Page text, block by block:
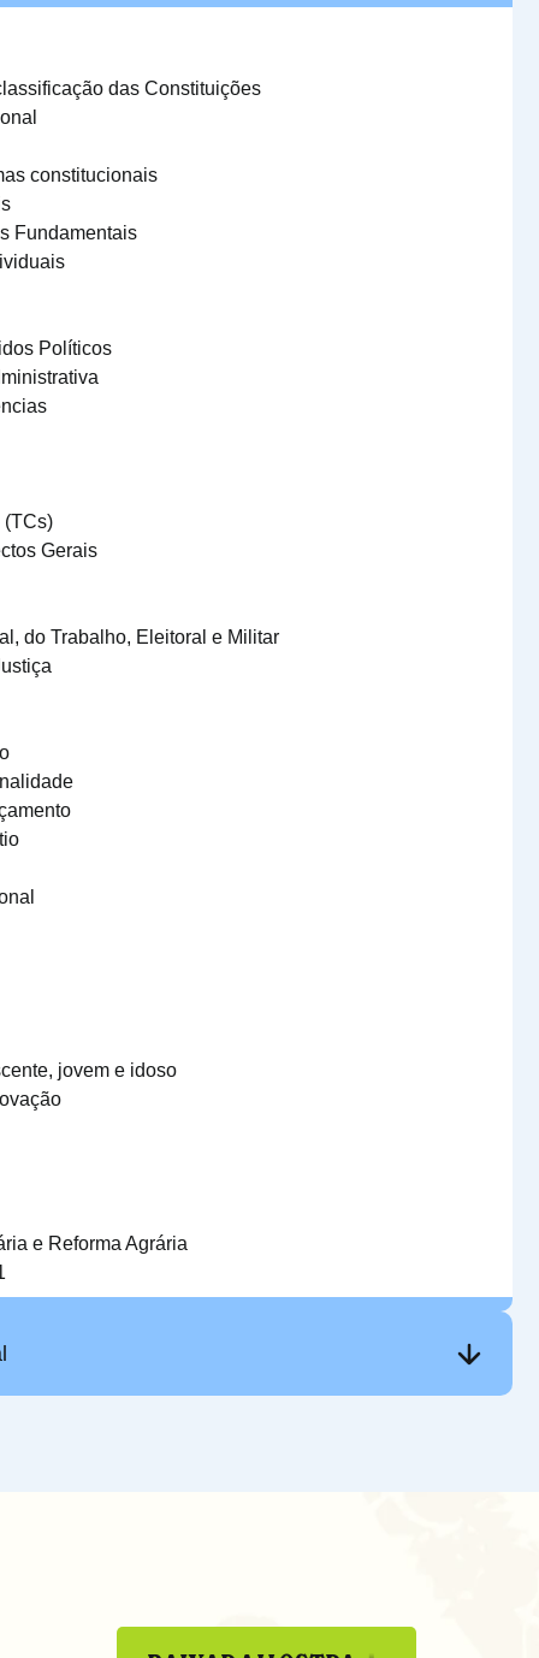
das Constituições
constitucionais
Fundamentais
Políticos
(TCs)
Gerais
do Trabalho, Eleitoral e Militar
jovem e idoso
e Reforma Agrária